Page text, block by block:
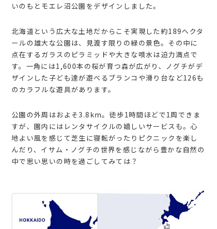
いのもとモエレ沼公園をデザインしました。
北海道という広大な土地だからこそ実現した約189ヘクタ
ールの雄大な公園は、見渡す限りの緑の景色。その中に
点在するガラスのピラミッドや大きな噴水は迫力満点で
す。一角には1,600本の桜が育つ森が広がり、ノグチがデ
ザインした子ども達が遊べるブランコや滑り台など126も
のカラフルな遊具があります。
公園の外周はおよそ3.8km。徒歩1時間ほどで1周できま
すが、園内にはレンタサイクルの嬉しいサービスも。心
地よい風を感じて芝生に寝転がったりピクニックを楽し
んだり、イサム・ノグチの世界を感じながら豊かな自然の
中で思い思いの時を過ごしてみては？